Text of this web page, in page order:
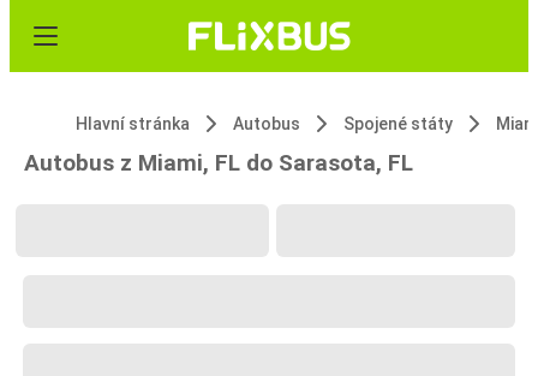
Hlavní stránka Autobus Spojené státy
Autobus z Miami, FL do Sarasota, FL